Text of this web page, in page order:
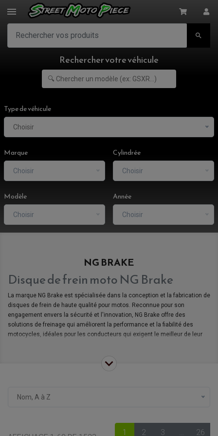

Rechercher votre véhicule
Type de véhicule
Choisir
Marque
Choisir
Cylindrée
Choisir
Modèle
Choisir
Année
Choisir
NG BRAKE
Disque de frein moto NG Brake
La marque NG Brake est spécialisée dans la conception et la fabrication de
disques de frein de haute qualité pour motos. Reconnue pour son
engagement envers la sécurité et l'innovation, NG Brake offre des
solutions de freinage qui améliorent la performance et la fiabilité des
motocycles, idéales pour les conducteurs qui exigent le meilleur de leur
freinage exceptionnelle et une réponse rapide. Fabriqués avec des
élevées.
Chaque disque de frein NG Brake est fabriqué à partir d'acier inoxydable de
l'usure. Cela garantit une longue durée de vie du produit, même dans des
Nom, A à Z
1 2 3 … 26